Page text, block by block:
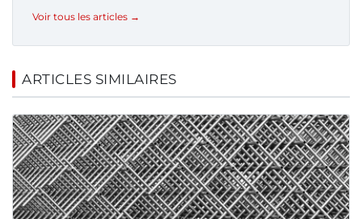
Voir tous les articles →
ARTICLES SIMILAIRES